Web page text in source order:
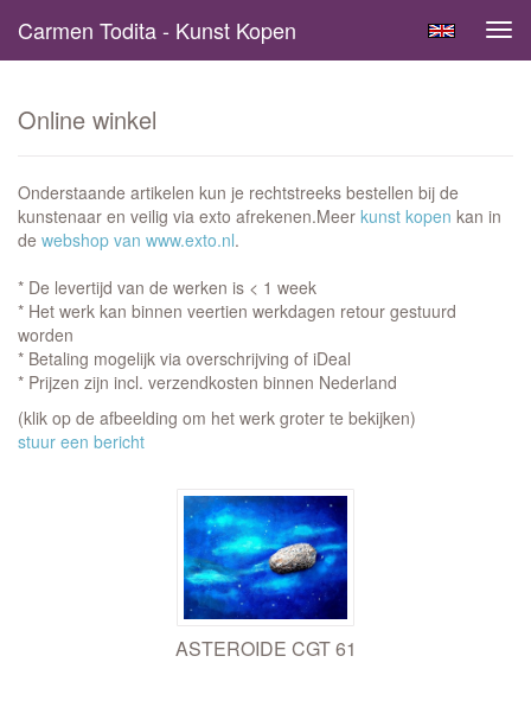
Carmen Todita - Kunst Kopen
Online winkel
Onderstaande artikelen kun je rechtstreeks bestellen bij de
kunstenaar en veilig via exto afrekenen.Meer kunst kopen kan in
de webshop van www.exto.nl.
* De levertijd van de werken is < 1 week
* Het werk kan binnen veertien werkdagen retour gestuurd
worden
* Betaling mogelijk via overschrijving of iDeal
* Prijzen zijn incl. verzendkosten binnen Nederland
(klik op de afbeelding om het werk groter te bekijken)
stuur een bericht
ASTEROIDE CGT 61